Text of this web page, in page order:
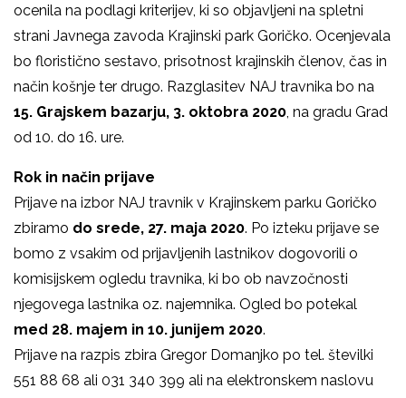
ocenila na podlagi kriterijev, ki so objavljeni na spletni
strani Javnega zavoda Krajinski park Goričko. Ocenjevala
bo floristično sestavo, prisotnost krajinskih členov, čas in
način košnje ter drugo. Razglasitev NAJ travnika bo na
15. Grajskem bazarju, 3. oktobra 2020 , na gradu Grad
od 10. do 16. ure.
Rok in način prijave
Prijave na izbor NAJ travnik v Krajinskem parku Goričko
zbiramo do srede, 27. maja 2020. Po izteku prijave se
bomo z vsakim od prijavljenih lastnikov dogovorili o
komisijskem ogledu travnika, ki bo ob navzočnosti
njegovega lastnika oz. najemnika. Ogled bo potekal
med 28. majem in 10. junijem 2020.
Prijave na razpis zbira Gregor Domanjko po tel. številki
551 88 68 ali 031 340 399 ali na elektronskem naslovu